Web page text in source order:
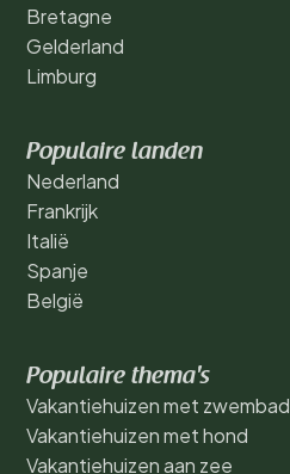
Bretagne
Gelderland
Limburg
Populaire landen
Nederland
Frankrijk
Italië
Spanje
België
Populaire thema's
Vakantiehuizen met zwembad
Vakantiehuizen met hond
Vakantiehuizen aan zee